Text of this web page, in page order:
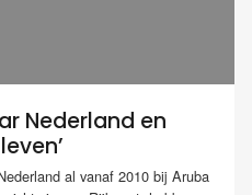
Nederland en
al vanaf 2010 bij Aruba